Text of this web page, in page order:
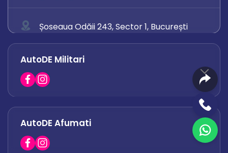
Șoseaua Odăii 243, Sector 1, București
0758 671 921
0742 444 194
office.odaii@autode.ro
AutoDE Militari
0758 338 428
office.militari@autode.ro
AutoDE Afumati